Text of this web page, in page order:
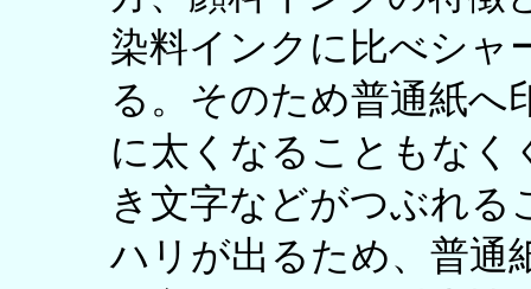
染料インクに比べシャ
る。そのため普通紙へ
に太くなることもなく
き文字などがつぶれ
ハリが出るため、普通